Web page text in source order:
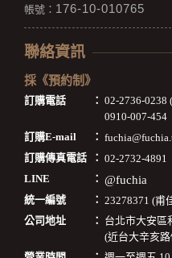
帳號： 176-10-010765
聯絡資訊
採《預約制》
訂購電話 ： 02-2736-0238
0910-007-454
訂購E-mail
：
訂購傳真電話
： 02-2732-4891
LINE
： @fuchia
統一編號 ： 23278371 (甫
公司地址
： 台北市大安區
(近台大辛亥